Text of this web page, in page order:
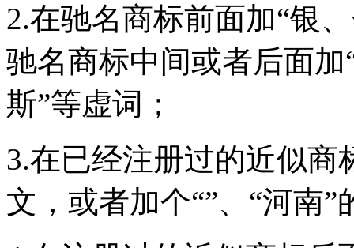
2.在驰名商标前面加“银
驰名商标中间或者后面
斯”等虚词；
3.在已经注册过的近似
文，或者加个“”、“河南”